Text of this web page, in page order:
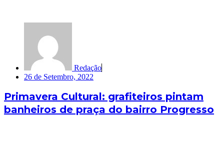
Redação
26 de Setembro, 2022
Primavera Cultural: grafiteiros pintam
banheiros de praça do bairro Progresso